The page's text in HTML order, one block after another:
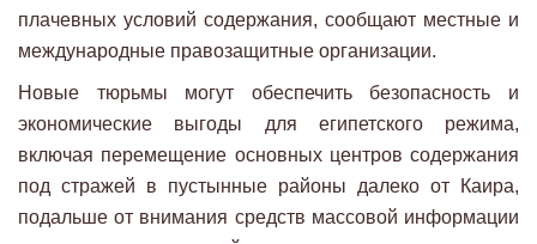
плачевных условий содержания, сообщают местные и
международные правозащитные организации.
Новые тюрьмы могут обеспечить безопасность и
экономические выгоды для египетского режима,
включая перемещение основных центров содержания
под стражей в пустынные районы далеко от Каира,
подальше от внимания средств массовой информации